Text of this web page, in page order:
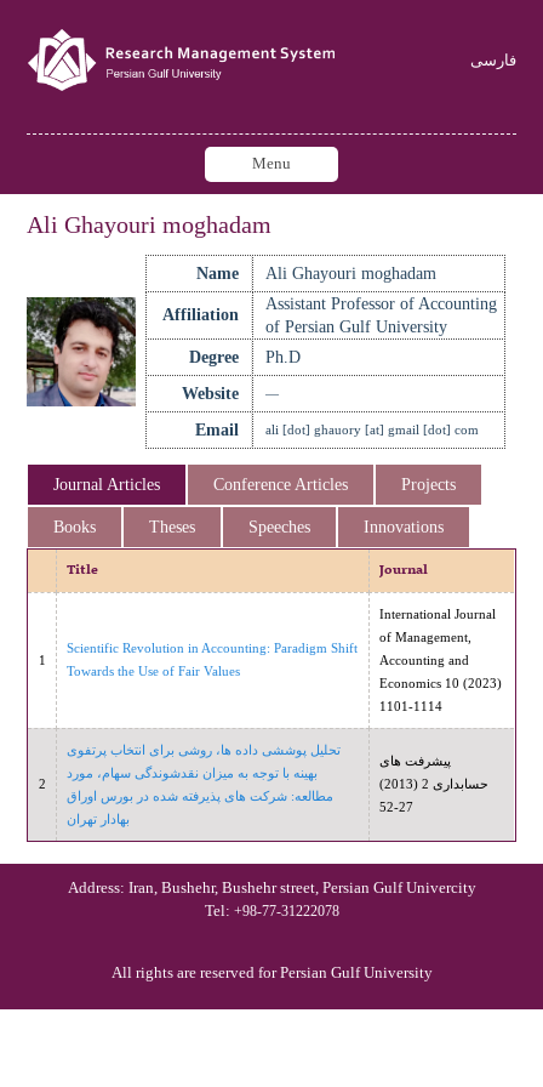
فارسی
Menu
Ali Ghayouri moghadam
Name Ali Ghayouri moghadam
Affiliation
Assistant Professor of Accounting
of Persian Gulf University
Degree
Ph.D
Website
—
Email ali [dot] ghauory [at] gmail [dot] com
Journal Articles Conference Articles Projects
Books Theses Speeches Innovations
Title Journal
1
Scientific Revolution in Accounting: Paradigm Shift
Towards the Use of Fair Values
International Journal
of Management,
Accounting and
Economics 10 (2023)
1101-1114
2
تحلیل پوششی داده ها، روشی برای انتخاب پرتفوی
بهینه با توجه به میزان نقدشوندگی سهام، مورد
مطالعه: شرکت های پذیرفته شده در بورس اوراق
بهادار تهران
پیشرفت های
حسابداری 2 (2013)
27-52
Address: Iran, Bushehr, Bushehr street, Persian Gulf Univercity
Tel: +98-77-31222078
All rights are reserved for Persian Gulf University